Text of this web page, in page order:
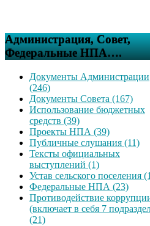
Администрация, Совет,
Федеральные НПА….
Документы Администрации
(246)
Документы Совета (167)
Использование бюджетных
средств (39)
Проекты НПА (39)
Публичные слушания (11)
Тексты официальных
выступлений (1)
Устав сельского поселения
Федеральные НПА (23)
Противодействие
(включает в себя 7
(21)